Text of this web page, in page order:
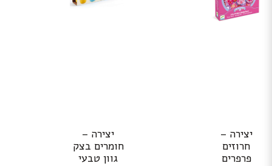
יצירה –
חרוזים
פרפרים
יצירה –
חומרים בצק
גוון טבעי